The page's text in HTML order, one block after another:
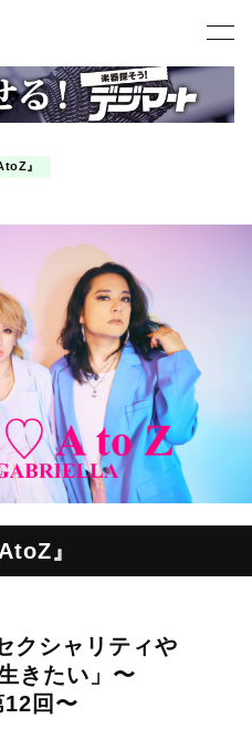
』
』
クシャリティや
きたい」〜
回〜